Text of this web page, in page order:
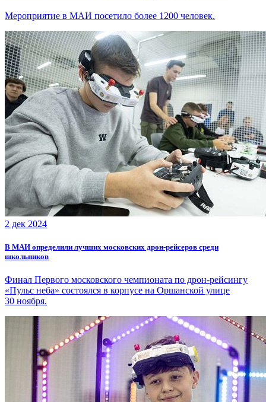
Мероприятие в МАИ посетило более 1200 человек.
2 дек 2024
В МАИ определили лучших московских дрон-рейсеров среди
школьников
Финал Первого московского чемпионата по дрон-рейсингу
«Пульс неба» состоялся в корпусе на Оршанской улице
30 ноября.